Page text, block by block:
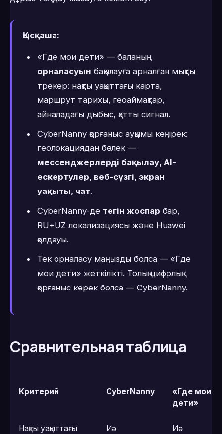
Қысқаша:
«Где мои дети» — баланың
орналасуын бақылауға арналған мықты
трекер: нақты уақыттағы карта,
маршрут тарихы, геоаймақтар,
айналадағы дыбыс, қатты сигнал.
CyberNanny қорғаныс ауқымы кеңірек:
геолокациядан бөлек —
мессенджерлерді бақылау, AI-
ескертулер, веб-сүзгі, экран
уақыты, чат.
CyberNanny-де тегін жоспар бар,
RU+UZ локализациясы және Huawei
қолдауы.
Тек орналасу маңызды болса — «Где
мои дети» жеткілікті. Толық цифрлық
қорғаныс керек болса — CyberNanny.
Сравнительная таблица
Критерий CyberNanny
«Где мои
дети»
Нақты уақыттағы
Иә Иә